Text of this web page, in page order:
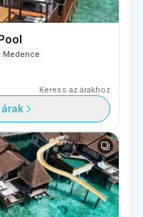
Medence
Keress az árakhoz